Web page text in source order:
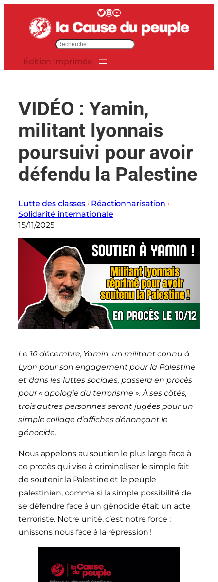
contenu
Twitter InstagramYouTube
c
e
r
Édition Imprimée
VIDÉO : Yamin,
militant lyonnais
poursuivi pour avoir
défendu la Palestine
Lutte des classes · Réactionnarisation
Solidarité internationale
15/11/2025
Le 10 décembre, Yamin, un militant connu à
Lyon pour son engagement pour la Palestine
et dans les luttes sociales, passera en procès
pour « apologie du terrorisme ». À ses côtés,
trois autres personnes seront jugées pour un
simple collage d’affiches dénonçant le
génocide.
Nous appelons au soutien le plus large face à
ce procès qui vise à criminaliser le simple fait
de soutenir la Palestine et le peuple
palestinien, comme si la simple possibilité de
se défendre face à un génocide était un acte
terroriste. Notre unité, c’est notre force :
unissons nous face à la répression !